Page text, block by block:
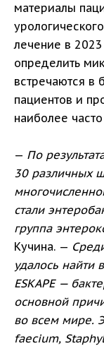
материалы
лечение в
определить
встречаются в
пациентов и
наиболее
— По
30 различных
стали
группа
Кучина. —
удалось найти
ESKAPE —
основной
во всем мире.
faecium,